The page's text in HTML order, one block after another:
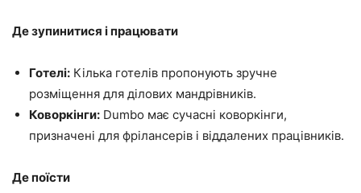
Де зупинитися і працювати
Готелі: Кілька готелів пропонують зручне
розміщення для ділових мандрівників.
Коворкінги: Dumbo має сучасні коворкінги,
призначені для фрілансерів і віддалених працівників.
Де поїсти